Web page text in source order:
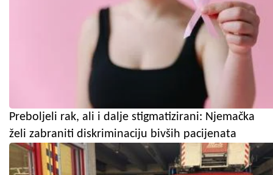
Preboljeli rak, ali i dalje stigmatizirani: Njemačka
želi zabraniti diskriminaciju bivših pacijenata